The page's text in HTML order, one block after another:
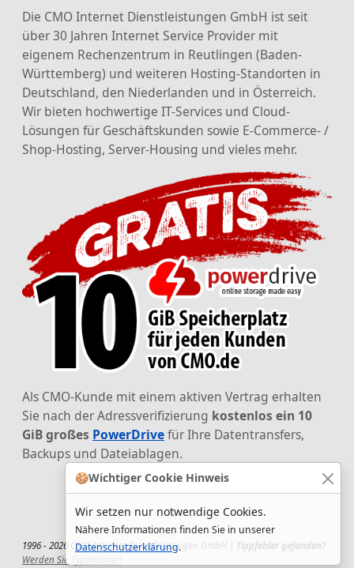
🍪Wichtiger Cookie Hinweis
Wir setzen nur notwendige Cookies.
Nähere Informationen finden Sie in unserer
Datenschutzerklärung.
Die CMO Internet Dienstleistungen GmbH ist seit
über 30 Jahren Internet Service Provider mit
eigenem Rechenzentrum in Reutlingen (Baden-
Württemberg) und weiteren Hosting-Standorten in
Deutschland, den Niederlanden und in Österreich.
Wir bieten hochwertige IT-Services und Cloud-
Lösungen für Geschäftskunden sowie E-Commerce- /
Shop-Hosting, Server-Housing und vieles mehr.
Als CMO-Kunde mit einem aktiven Vertrag erhalten
Sie nach der Adressverifizierung kostenlos ein 10
GiB großes PowerDrivefür Ihre Datentransfers,
Backups und Dateiablagen.
1996 - 2026 CMO Internet Dienstleistungen GmbH | Tippfehler gefunden?
Werden Sie TypoHunter!